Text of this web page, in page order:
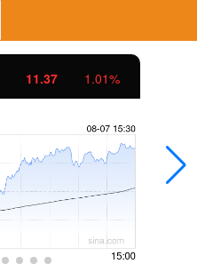
47.56 1.35%